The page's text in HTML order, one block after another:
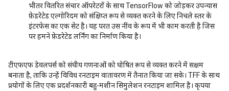
भीतर वितरित संचार ऑपरेटरों के साथ TensorFlow को जोड़कर उपन्यास
फ़ेडरेटेड एल्गोरिदम को संक्षिप्त रूप से व्यक्त करने के लिए निचले स्तर के
इंटरफेस का एक सेट है। यह परत उस नींव के रूप में भी काम करती है जिस
पर हमने फ़ेडरेटेड लर्निंग का निर्माण किया है।
टीएफएफ डेवलपर्स को संघीय गणनाओं को घोषित रूप से व्यक्त करने में सक्षम
बनाता है, ताकि उन्हें विविध रनटाइम वातावरण में तैनात किया जा सके। TFF के साथ
प्रयोगों के लिए एक प्रदर्शनकारी बहु-मशीन सिमुलेशन रनटाइम शामिल है। कृपया